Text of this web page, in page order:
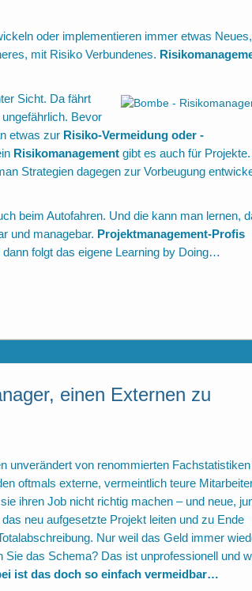
oder implementieren immer etwas Neues,
mit Risiko Verbundenes.
Sicht. Da fährt
Bevor
etwas zur Risiko-Vermeidung oder -
Risikomanagement gibt es auch für Projekte.
Strategien dagegen zur Vorbeugung
beim Autofahren. Und die kann man lernen,
und managebar. Projektmanagement-Profis
folgt das eigene Learning by Doing…
einen Externen zu
unverändert von renommierten Fachstatistiken
oftmals externe, vermeintlich teure
ihren Job nicht richtig machen – und neue,
neu aufgesetzte Projekt leiten und zu Ende
Nur weil das Geld immer
das Schema? Das ist unprofessionell und
ist das doch so einfach vermeidbar…